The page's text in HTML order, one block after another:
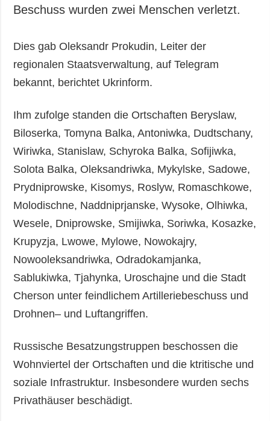
Beschuss wurden zwei Menschen verletzt.
Dies gab Oleksandr Prokudin, Leiter der
regionalen Staatsverwaltung, auf Telegram
bekannt, berichtet Ukrinform.
Ihm zufolge standen die Ortschaften Beryslaw,
Biloserka, Tomyna Balka, Antoniwka, Dudtschany,
Wiriwka, Stanislaw, Schyroka Balka, Sofijiwka,
Solota Balka, Oleksandriwka, Mykylske, Sadowe,
Prydniprowske, Kisomys, Roslyw, Romaschkowe,
Molodischne, Naddniprjanske, Wysoke, Olhiwka,
Wesele, Dniprowske, Smijiwka, Soriwka, Kosazke,
Krupyzja, Lwowe, Mylowe, Nowokajry,
Nowooleksandriwka, Odradokamjanka,
Sablukiwka, Tjahynka, Uroschajne und die Stadt
Cherson unter feindlichem Artilleriebeschuss und
Drohnen– und Luftangriffen.
Russische Besatzungstruppen beschossen die
Wohnviertel der Ortschaften und die ktritische und
soziale Infrastruktur. Insbesondere wurden sechs
Privathäuser beschädigt.